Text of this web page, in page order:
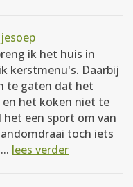
ik het huis in
kerstmenu's. Daarbij
te gaten dat het
en het koken niet te
een sport om van
toch iets
lees verder